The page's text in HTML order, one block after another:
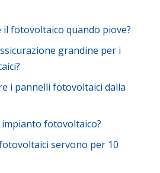
fotovoltaico quando piove?
grandine per i
i pannelli fotovoltaici dalla
fotovoltaico?
servono per 10